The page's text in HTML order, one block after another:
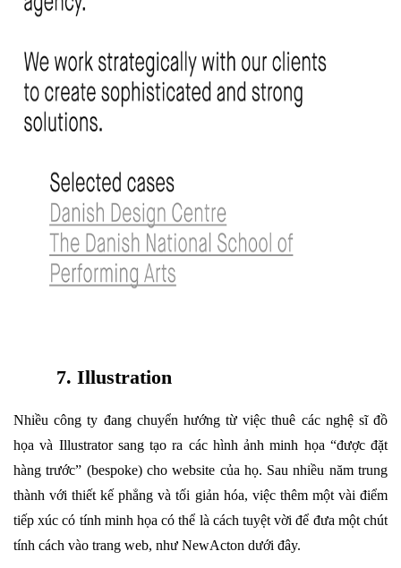
7. Illustration
Nhiều công ty đang chuyển hướng từ việc thuê các nghệ sĩ đồ
họa và Illustrator sang tạo ra các hình ảnh minh họa “được đặt
hàng trước” (bespoke) cho website của họ. Sau nhiều năm trung
thành với thiết kế phẳng và tối giản hóa, việc thêm một vài điểm
tiếp xúc có tính minh họa có thể là cách tuyệt vời để đưa một chút
tính cách vào trang web, như NewActon dưới đây.